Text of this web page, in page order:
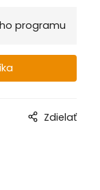
programu
Zdielať